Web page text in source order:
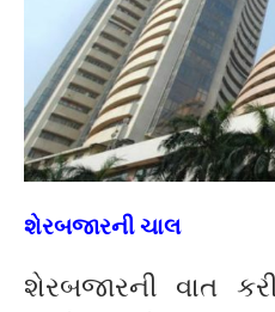
શેરબજારની ચાલ
શેરબજારની વાત